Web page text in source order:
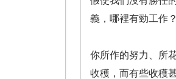
義，哪裡有勁工作
你所作的努力、所
收穫，而有些收穫